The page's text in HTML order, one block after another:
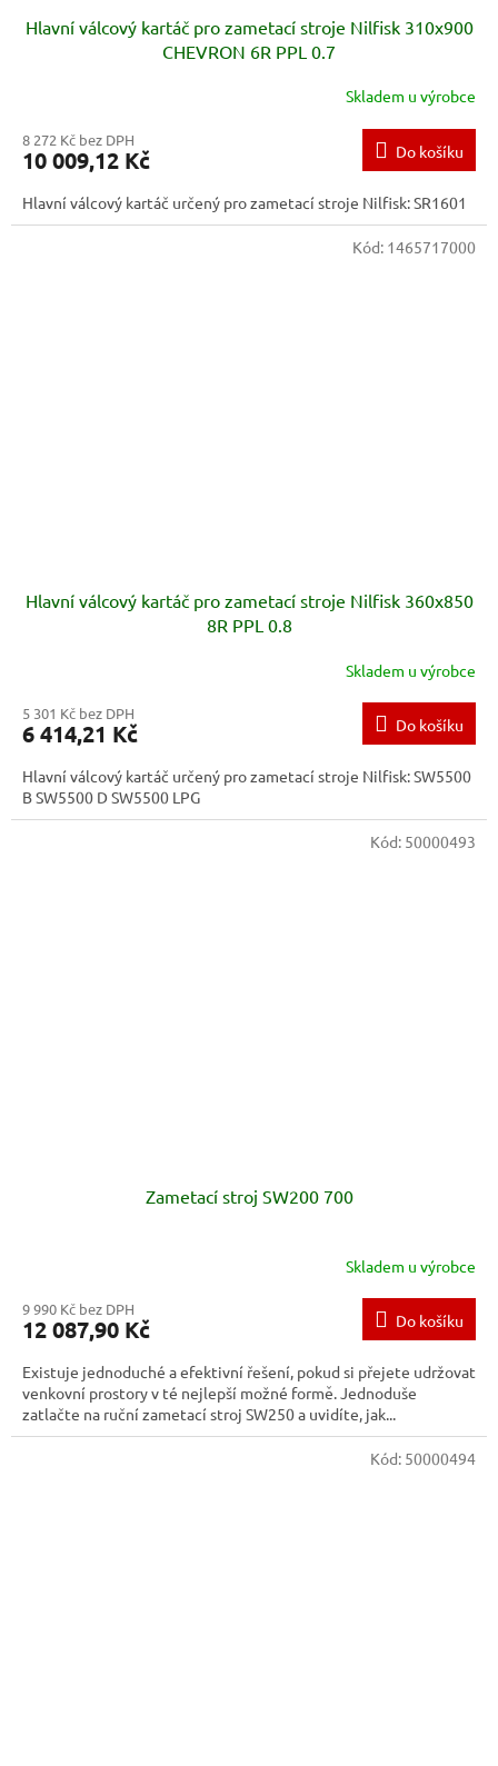
Hlavní válcový kartáč pro zametací stroje Nilfisk 310x900
CHEVRON 6R PPL 0.7
Skladem u výrobce
8 272 Kč bez DPH
10 009,12 Kč Do košíku
Hlavní válcový kartáč určený pro zametací stroje Nilfisk: SR1601
Hlavní válcový kartáč pro zametací stroje Nilfisk 360x850
8R PPL 0.8
Skladem u výrobce
5 301 Kč bez DPH
6 414,21 Kč Do košíku
Hlavní válcový kartáč určený pro zametací stroje Nilfisk: SW5500
B SW5500 D SW5500 LPG
Kód: 1465717000
Zametací stroj SW200 700
Skladem u výrobce
9 990 Kč bez DPH
12 087,90 Kč Do košíku
Existuje jednoduché a efektivní řešení, pokud si přejete udržovat
venkovní prostory v té nejlepší možné formě. Jednoduše
zatlačte na ruční zametací stroj SW250 a uvidíte, jak...
Kód: 50000493
Kód: 50000494